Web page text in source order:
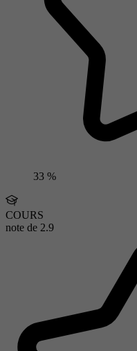
33 %
COURS
note de 2.9